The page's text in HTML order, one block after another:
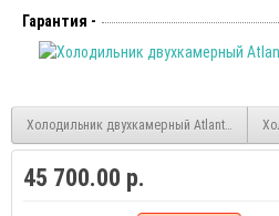
Гарантия -
Холодильник двухкамерный Atlant XM-
45 700.00 р.